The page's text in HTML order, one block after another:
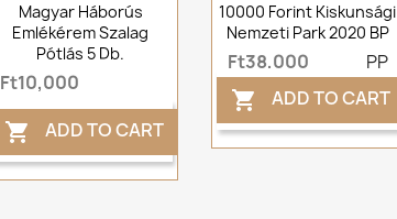
Magyar Háborús
Emlékérem Szalag
Pótlás 5 Db.
Ft10,000
 ADD TO CART
10000 Forint Kiskunsági
Nemzeti Park 2020 BP
Ft38,000 PP
 ADD TO CART